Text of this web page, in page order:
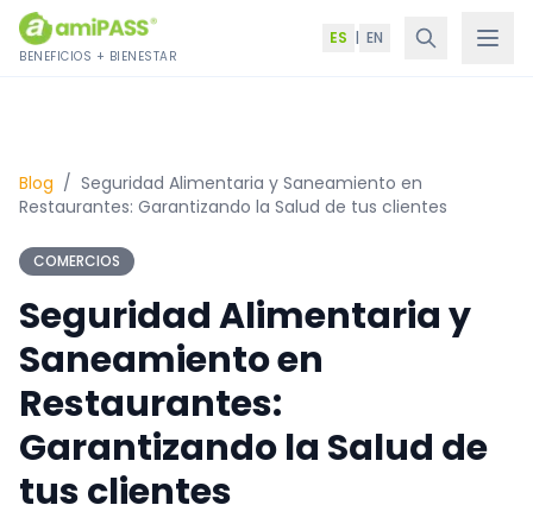
Saltar al contenido
BENEFICIOS + BIENESTAR
ES | EN
Blog / Seguridad Alimentaria y Saneamiento en
Restaurantes: Garantizando la Salud de tus clientes
COMERCIOS
Seguridad Alimentaria y
Saneamiento en
Restaurantes:
Garantizando la Salud de
tus clientes